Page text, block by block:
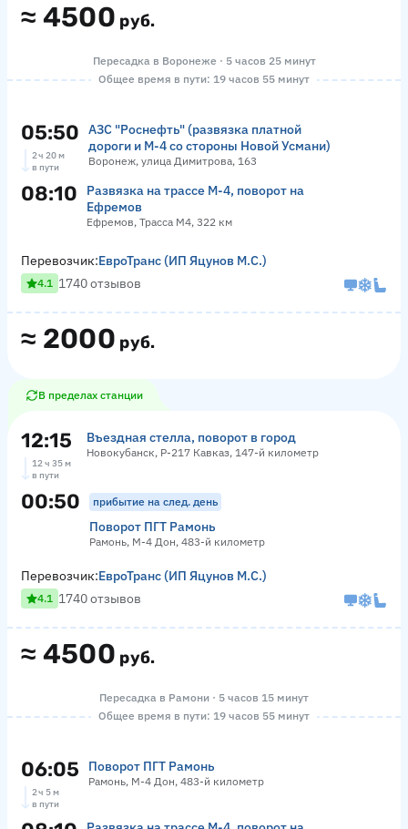
≈ 4500 руб.
Пересадка в Воронеже · 5 часов 25 минут
Общее время в пути: 19 часов 55 минут
05:50
АЗС "Роснефть" (развязка платной
дороги и М-4 со стороны Новой Усмани)
Воронеж, улица Димитрова, 163
2 ч 20 м
в пути
08:10
Развязка на трассе М-4, поворот на
Ефремов
Ефремов, Трасса М4, 322 км
≈ 2000 руб.
Перевозчик:ЕвроТранс (ИП Яцунов М.С.)
4.1 1740 отзывов
В пределах станции
12:15 Въездная стелла, поворот в город
Новокубанск, Р-217 Кавказ, 147-й километр
12 ч 35 м
в пути
00:50 прибытие на след. день
Поворот ПГТ Рамонь
Рамонь, М-4 Дон, 483-й километр
≈ 4500 руб.
Перевозчик:ЕвроТранс (ИП Яцунов М.С.)
4.1 1740 отзывов
Пересадка в Рамони · 5 часов 15 минут
Общее время в пути: 19 часов 55 минут
06:05 Поворот ПГТ Рамонь
Рамонь, М-4 Дон, 483-й километр
2 ч 5 м
в пути